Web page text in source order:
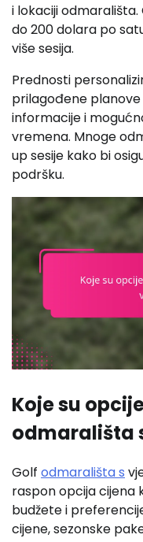
i lokaciji
do 200 dolara po
više sesija.
Prednosti
prilagođene
informacije i
vremena. Mnoge
up sesije kako bi
podršku.
Koje su
odmarališta
Golf odmarališta s
raspon opcija cijena
budžete i
cijene, sezonske